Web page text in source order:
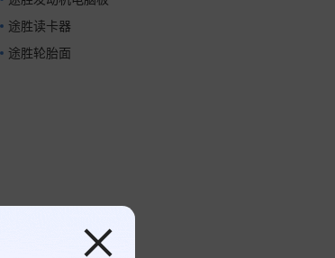
途胜读卡器
途胜轮胎面